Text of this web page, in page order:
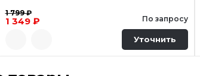
1 799 ₽
1 349 ₽ По запросу
Уточнить